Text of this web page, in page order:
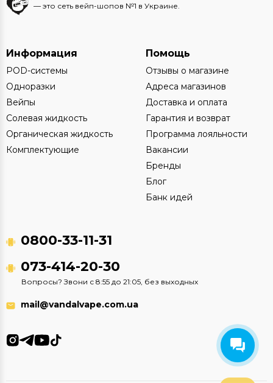
— это сеть вейп-шопов №1 в Украине.
Информация
POD-системы
Одноразки
Вейпы
Солевая жидкость
Органическая жидкость
Комплектующие
Помощь
Отзывы о магазине
Адреса магазинов
Доставка и оплата
Гарантия и возврат
Программа лояльности
Вакансии
Бренды
Блог
Банк идей
0800-33-11-31
073-414-20-30
Вопросы? Звони с 8:55 до 21:05, без выходных
mail@vandalvape.com.ua